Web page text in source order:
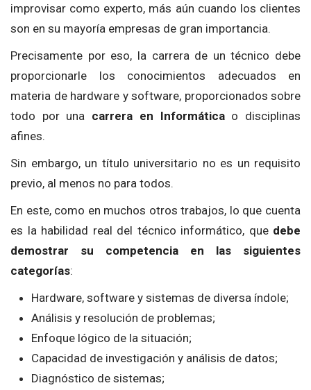
improvisar como experto, más aún cuando los clientes
son en su mayoría empresas de gran importancia.
Precisamente por eso, la carrera de un técnico debe
proporcionarle los conocimientos adecuados en
materia de hardware y software, proporcionados sobre
todo por una carrera en Informáticao disciplinas
afines.
Sin embargo, un título universitario no es un requisito
previo, al menos no para todos.
En este, como en muchos otros trabajos, lo que cuenta
es la habilidad real del técnico informático, que debe
demostrar su competencia en las siguientes
categorías:
Hardware, software y sistemas de diversa índole;
Análisis y resolución de problemas;
Enfoque lógico de la situación;
Capacidad de investigación y análisis de datos;
Diagnóstico de sistemas;